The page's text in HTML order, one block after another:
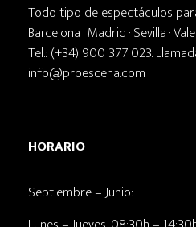
Todo tipo de espectáculos
Barcelona · Madrid · Sevilla ·
Tel.: (+34) 900 377 023.
info@proescena.com
HORARIO
Septiembre – Junio: